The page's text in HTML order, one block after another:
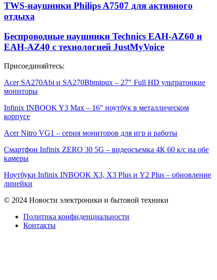
TWS-наушники Philips A7507 для активного
отдыха
Беспроводные наушники Technics EAH-AZ60 и
EAH-AZ40 с технологией JustMyVoice
Присоединяйтесь:
Acer SA270Abi и SA270Bbmipux – 27″ Full HD ультратонкие
мониторы
Infinix INBOOK Y3 Max – 16″ ноутбук в металлическом
корпусе
Acer Nitro VG1 – серия мониторов для игр и работы
Смартфон Infinix ZERO 30 5G – видеосъемка 4К 60 к/с на обе
камеры
Ноутбуки Infinix INBOOK X3, X3 Plus и Y2 Plus – обновление
линейки
© 2024 Новости электроники и бытовой техники
Политика конфиденциальности
Контакты